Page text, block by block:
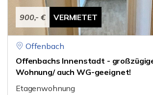
900,- € VERMIETET
Offenbach
Offenbachs Innenstadt -
Wohnung/ auch WG-geeignet!
Etagenwohnung